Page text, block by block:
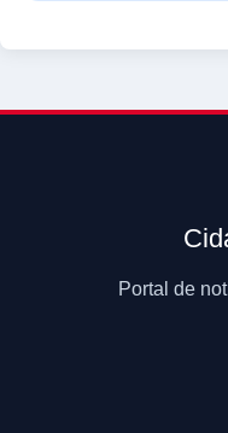
Portal de